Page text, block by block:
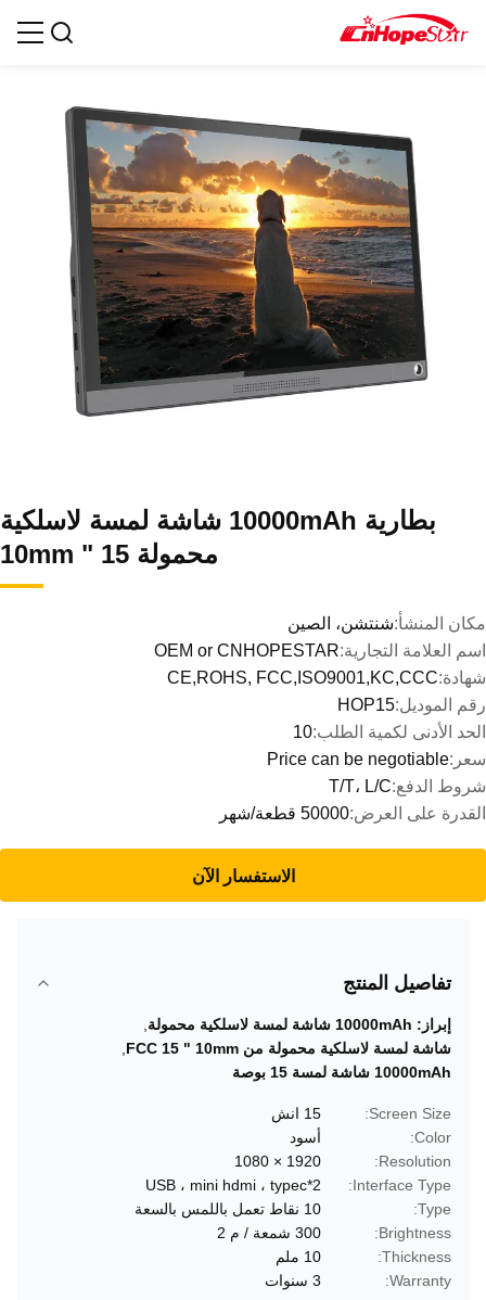
بطارية 10000mAh شاشة لمسة لاسلكية
محمولة 15 " 10mm
مكان المنشأ:شنتشن، الصين
اسم العلامة التجارية:OEM or CNHOPESTAR
شهادة:CE,ROHS, FCC,ISO9001,KC,CCC
رقم الموديل:HOP15
الحد الأدنى لكمية الطلب:10
سعر:Price can be negotiable
شروط الدفع:T/T، L/C
القدرة على العرض:50000 قطعة/شهر
الاستفسار الآن
تفاصيل المنتج
إبراز: 10000mAh شاشة لمسة لاسلكية محمولة
شاشة لمسة لاسلكية محمولة من FCC 15 " 10mm
10000mAh شاشة لمسة 15 بوصة
Screen Size:
15 انش
Color:
أسود
Resolution:
1920 × 1080
Interface Type:
USB ، mini hdmi ، typec*2
Type:
10 نقاط تعمل باللمس بالسعة
Brightness:
300 شمعة / م 2
Thickness:
10 ملم
Warranty:
3 سنوات